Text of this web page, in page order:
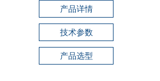
产品详情
技术参数
产品选型